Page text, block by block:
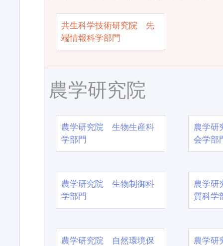
共生科学技術研究院 先
端情報科学部門
農学研究院
農学研究院 生物生産科
学部門
農学
会学部
農学研究院 生物制御科
学部門
農学
質科学
農学研究院 自然環境保
農学